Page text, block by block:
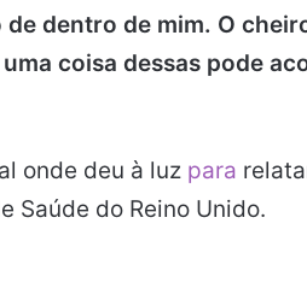
dentro de mim. O
coisa dessas pode
onde deu à luz para
Saúde do Reino Unido.